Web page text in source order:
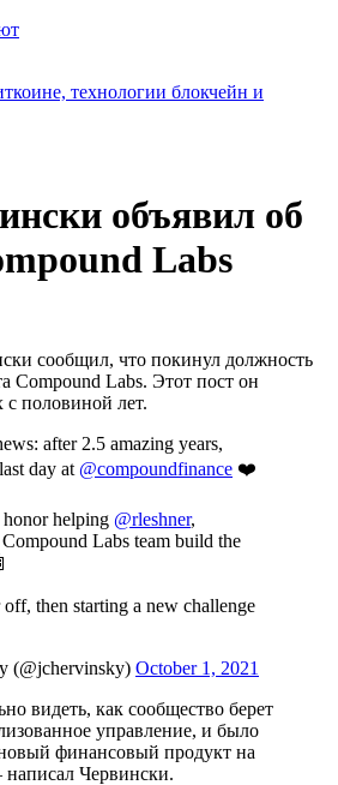
технологии блокчейн и
объявил об
Labs
сообщил, что покинул должность
Compound Labs. Этот пост он
с половиной лет.
after 2.5 amazing years,
day at @compoundfinance ❤️
honor helping @rleshner,
Labs team build the
then starting a new challenge
(@jchervinsky) October 1, 2021
видеть, как сообщество берет
управление, и было
финансовый продукт на
Червински.